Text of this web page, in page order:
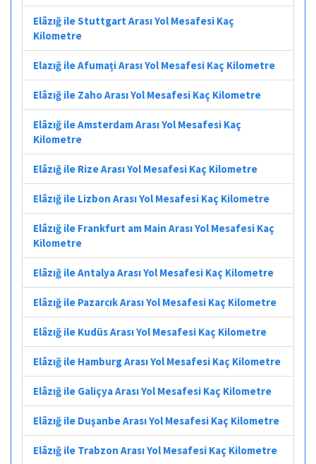
Elâzığ ile Stuttgart Arası Yol Mesafesi Kaç
Kilometre
Elazığ ile Afumați Arası Yol Mesafesi Kaç Kilometre
Elâzığ ile Zaho Arası Yol Mesafesi Kaç Kilometre
Elâzığ ile Amsterdam Arası Yol Mesafesi Kaç
Kilometre
Elâzığ ile Rize Arası Yol Mesafesi Kaç Kilometre
Elâzığ ile Lizbon Arası Yol Mesafesi Kaç Kilometre
Elâzığ ile Frankfurt am Main Arası Yol Mesafesi Kaç
Kilometre
Elâzığ ile Antalya Arası Yol Mesafesi Kaç Kilometre
Elâzığ ile Pazarcık Arası Yol Mesafesi Kaç Kilometre
Elâzığ ile Kudüs Arası Yol Mesafesi Kaç Kilometre
Elâzığ ile Hamburg Arası Yol Mesafesi Kaç Kilometre
Elâzığ ile Galiçya Arası Yol Mesafesi Kaç Kilometre
Elâzığ ile Duşanbe Arası Yol Mesafesi Kaç Kilometre
Elâzığ ile Trabzon Arası Yol Mesafesi Kaç Kilometre